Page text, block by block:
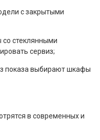
с закрытыми
стеклянными
сервиз;
показа выбирают шкафы
в современных и